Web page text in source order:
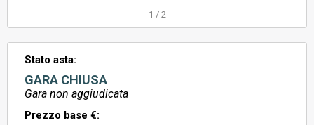
1 / 2
Stato asta:
GARA CHIUSA
Gara non aggiudicata
Prezzo base €: